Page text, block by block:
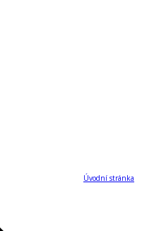
Úvodní stránka